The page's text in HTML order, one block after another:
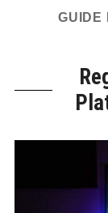
GUIDE